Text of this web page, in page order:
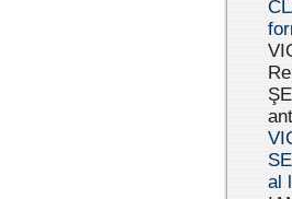
al